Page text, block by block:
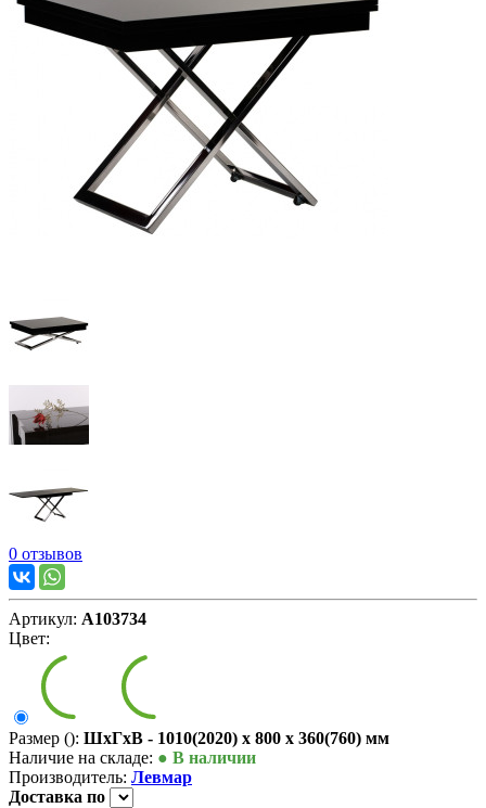
0 отзывов
Артикул: А103734
Цвет:
Размер (): ШxГxВ - 1010(2020) x 800 x 360(760) мм
Наличие на складе: ● В наличии
Производитель: Левмар
Доставка по